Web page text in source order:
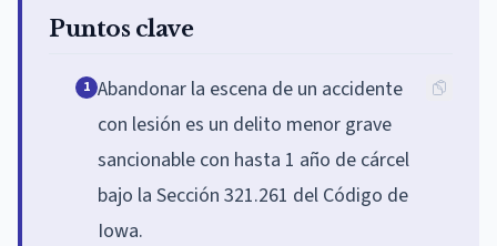
Puntos clave
1 Abandonar la escena de un accidente
con lesión es un delito menor grave
sancionable con hasta 1 año de cárcel
bajo la Sección 321.261 del Código de
Iowa.